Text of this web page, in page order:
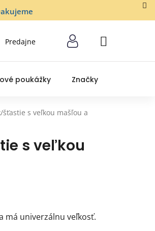
Predajne
NÁKUPNÝ
poukážky Značky
šťastie s veľkou mašľou a
s veľkou
má univerzálnu veľkosť.